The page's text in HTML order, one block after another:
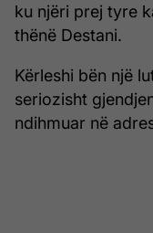
ku njëri prej tyre
thënë Destani.
Kërleshi bën një
seriozisht
ndihmuar në